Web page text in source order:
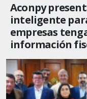
Aconpy
inteligente
empresas
información